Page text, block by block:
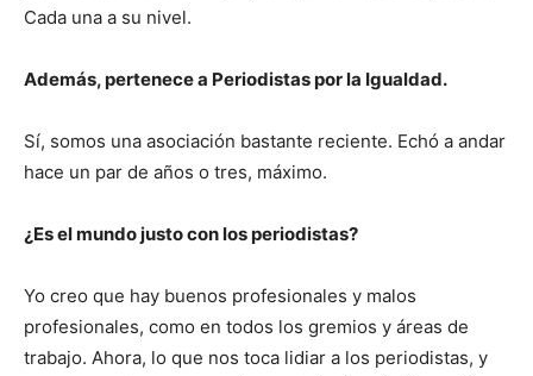
Cada una a su nivel.
Además, pertenece a Periodistas por la Igualdad.
Sí, somos una asociación bastante reciente. Echó a andar
hace un par de años o tres, máximo.
¿Es el mundo justo con los periodistas?
Yo creo que hay buenos profesionales y malos
profesionales, como en todos los gremios y áreas de
trabajo. Ahora, lo que nos toca lidiar a los periodistas, y